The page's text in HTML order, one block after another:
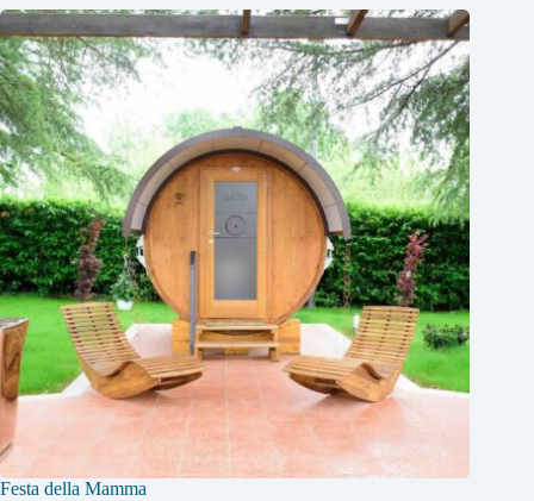
Festa della Mamma